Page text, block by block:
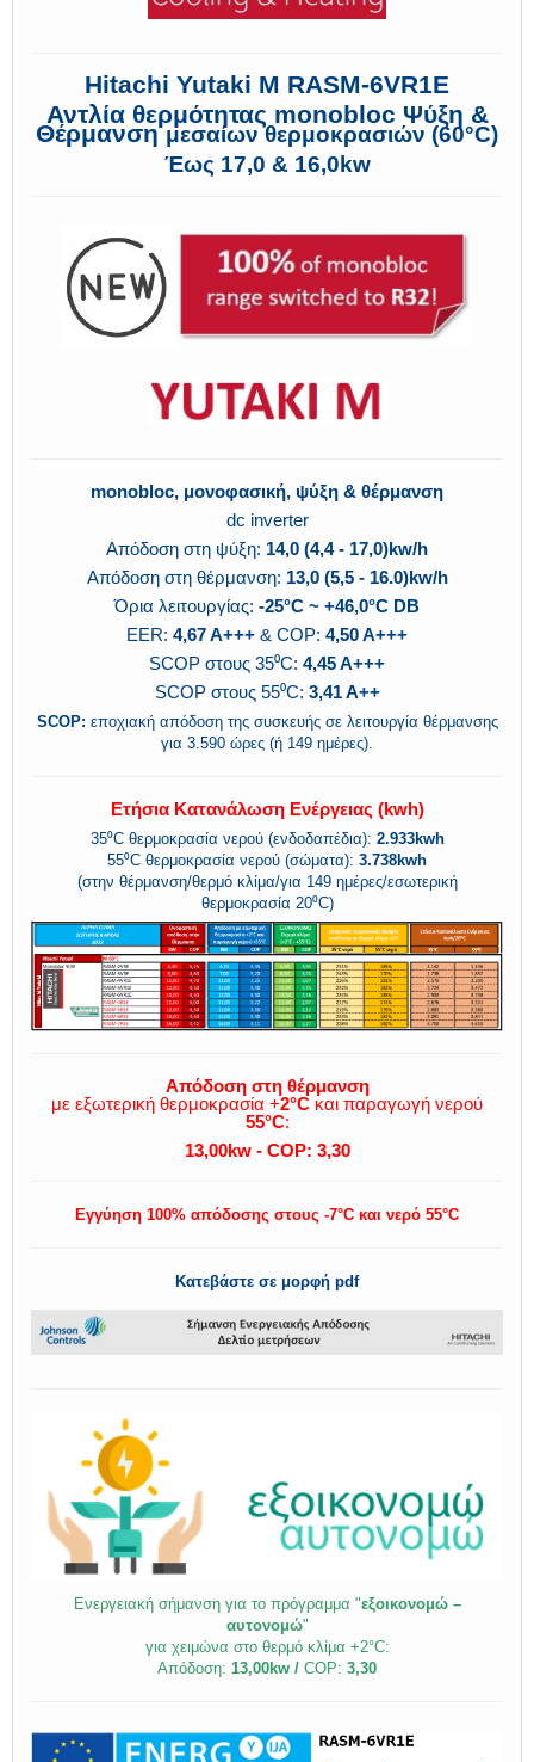
Hitachi Yutaki M RASM-6VR1E
Αντλία θερμότητας monobloc Ψύξη &
Θέρμανσημεσαίων θερμοκρασιών (60°C)
Έως 17,0 & 16,0kw
monobloc, μονοφασική, ψύξη & θέρμανση
dc inverter
Απόδοση στη ψύξη: 14,0 (4,4 - 17,0)kw/h
Απόδοση στη θέρμανση: 13,0 (5,5 - 16.0)kw/h
Όρια λειτουργίας: -25°C ~ +46,0°C DB
EER: 4,67 A+++ & COP: 4,50 A+++
SCOP στους 35⁰C: 4,45 A+++
SCOP στους 55⁰C: 3,41 A++
SCOP: εποχιακή απόδοση της συσκευής σε λειτουργία θέρμανσης
για 3.590 ώρες (ή 149 ημέρες).
Ετήσια Κατανάλωση Ενέργειας (kwh)
35⁰C θερμοκρασία νερού (ενδοδαπέδια): 2.933kwh
55⁰C θερμοκρασία νερού (σώματα): 3.738kwh
(στην θέρμανση/θερμό κλίμα/για 149 ημέρες/εσωτερική
θερμοκρασία 20⁰C)
Απόδοση στη θέρμανση
με εξωτερική θερμοκρασία +2°C και παραγωγή νερού
55°C:
13,00kw - COP: 3,30
Εγγύηση 100% απόδοσης στους -7°C και νερό 55°C
Κατεβάστε σε μορφή pdf
Ενεργειακή σήμανση για το πρόγραμμα "εξοικονομώ –
αυτονομώ"
για χειμώνα στο θερμό κλίμα +2°C:
Απόδοση: 13,00kw / COP: 3,30